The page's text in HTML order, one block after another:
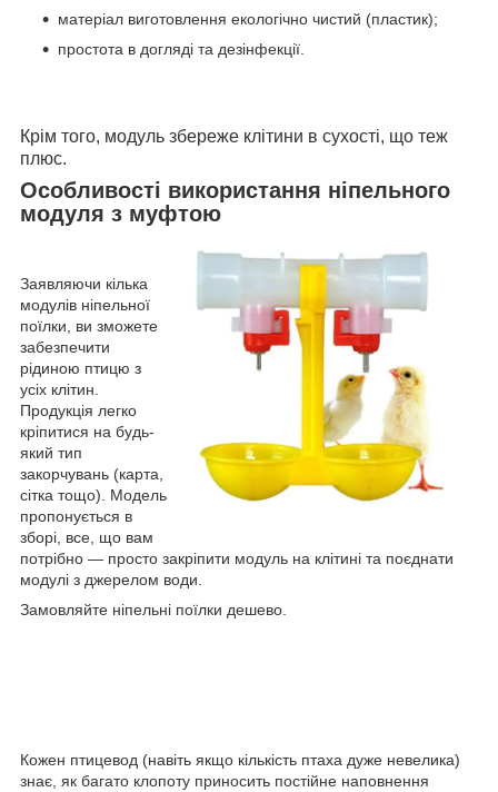
матеріал виготовлення екологічно чистий (пластик);
простота в догляді та дезінфекції.
Крім того, модуль збереже клітини в сухості, що теж
плюс.
Особливості використання ніпельного
модуля з муфтою
Заявляючи кілька
модулів ніпельної
поїлки, ви зможете
забезпечити
рідиною птицю з
усіх клітин.
Продукція легко
кріпитися на будь-
який тип
закорчувань (карта,
сітка тощо). Модель
пропонується в
зборі, все, що вам
потрібно — просто закріпити модуль на клітині та поєднати
модулі з джерелом води.
Замовляйте ніпельні поїлки дешево.
Кожен птицевод (навіть якщо кількість птаха дуже невелика)
знає, як багато клопоту приносить постійне наповнення